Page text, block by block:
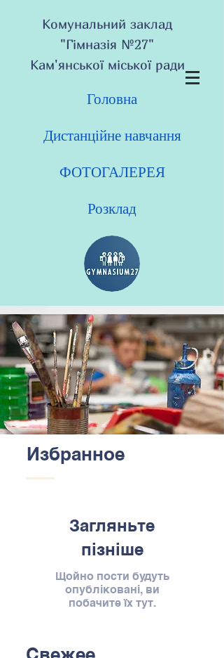
Комунальний заклад
"Гімназія №27"
Кам'янської міської ради
Головна
Дистанційне навчання
ФОТОГАЛЕРЕЯ
Розклад
Избранное
Загляньте
пізніше
Щойно пости будуть
опубліковані, ви
побачите їх тут.